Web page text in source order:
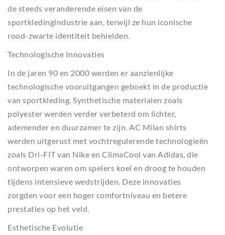
de steeds veranderende eisen van de
sportkledingindustrie aan, terwijl ze hun iconische
rood-zwarte identiteit behielden.
Technologische Innovaties
In de jaren 90 en 2000 werden er aanzienlijke
technologische vooruitgangen geboekt in de productie
van sportkleding. Synthetische materialen zoals
polyester werden verder verbeterd om lichter,
ademender en duurzamer te zijn. AC Milan shirts
werden uitgerust met vochtregulerende technologieën
zoals Dri-FIT van Nike en ClimaCool van Adidas, die
ontworpen waren om spelers koel en droog te houden
tijdens intensieve wedstrijden. Deze innovaties
zorgden voor een hoger comfortniveau en betere
prestaties op het veld.
Esthetische Evolutie